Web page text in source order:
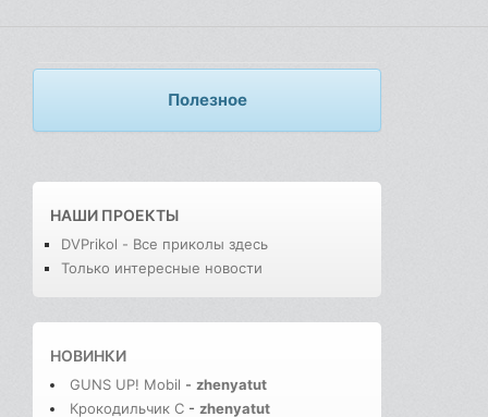
Полезное
НАШИ ПРОЕКТЫ
DVPrikol - Все приколы здесь
Только интересные новости
НОВИНКИ
GUNS UP! Mobil - zhenyatut
Крокодильчик С - zhenyatut